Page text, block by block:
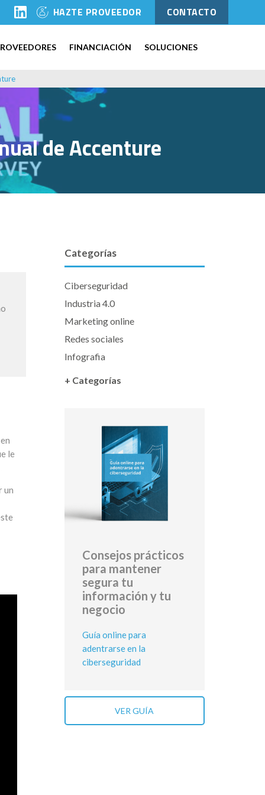
HAZTE PROVEEDOR CONTACTO
FINANCIACIÓN SOLUCIONES
de Accenture
le
un
Categorías
Ciberseguridad
Industria 4.0
Marketing online
Redes sociales
Infografia
+ Categorías
Consejos prácticos
para mantener
segura tu
información y tu
negocio
Guía online para
adentrarse en la
ciberseguridad
VER GUÍA